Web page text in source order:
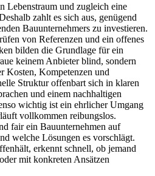
Lebenstraum und zugleich eine
zahlt es sich aus, genügend
Bauunternehmers zu investieren.
von Referenzen und ein offenes
bilden die Grundlage für ein
keinem Anbieter blind, sondern
Kosten, Kompetenzen und
Struktur offenbart sich in klaren
und einem nachhaltigen
wichtig ist ein ehrlicher Umgang
vollkommen reibungslos.
fair ein Bauunternehmen auf
welche Lösungen es vorschlägt.
erkennt schnell, ob jemand
mit konkreten Ansätzen